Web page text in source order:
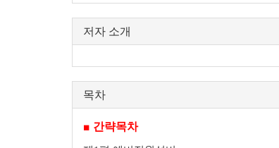
저자 소개
목차
■ 간략목차